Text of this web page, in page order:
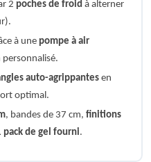
2 poches de froidà alterner
à une pompe à air
auto-agrippantesen
optimal.
, bandes de 37 cm, finitions
pack de gel fourni.